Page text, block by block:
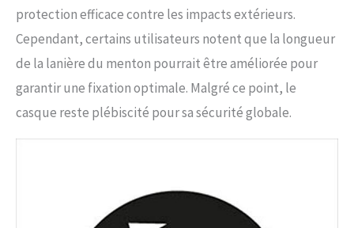
protection efficace contre les impacts extérieurs.
Cependant, certains utilisateurs notent que la longueur
de la lanière du menton pourrait être améliorée pour
garantir une fixation optimale. Malgré ce point, le
casque reste plébiscité pour sa sécurité globale.